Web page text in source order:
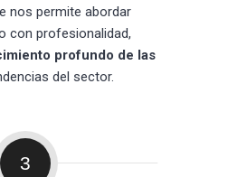
nos permite abordar
con profesionalidad,
profundo de las
del sector.
3